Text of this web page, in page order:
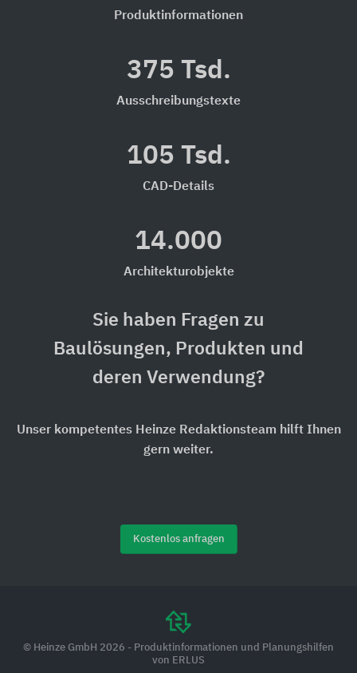
Produktinformationen
375 Tsd.
Ausschreibungstexte
105 Tsd.
CAD-Details
14.000
Architekturobjekte
Sie haben Fragen zu
Baulösungen, Produkten und
deren Verwendung?
Unser kompetentes Heinze Redaktionsteam hilft Ihnen
gern weiter.
Kostenlos anfragen
© Heinze GmbH 2026 - Produktinformationen und Planungshilfen
von ERLUS